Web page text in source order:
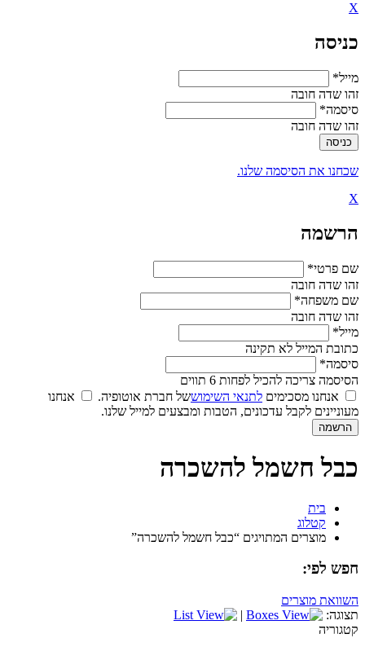
X
כניסה
מייל*
זהו שדה חובה
סיסמה*
זהו שדה חובה
שכחנו את הסיסמה שלנו.
X
הרשמה
שם פרטי*
זהו שדה חובה
שם משפחה*
זהו שדה חובה
מייל*
כתובת המייל לא תקינה
סיסמה*
הסיסמה צריכה להכיל לפחות 6 תווים
אנחנו מסכימים לתנאי השימוששל חברת אוטופיה.
אנחנו
מעוניינים לקבל עדכונים, הטבות ומבצעים למייל שלנו.
כבל חשמל להשכרה
בית
קטלוג
מוצרים המתויגים “כבל חשמל להשכרה”
חפש לפי:
השוואת מוצרים
תצוגה:
|
קטגוריה